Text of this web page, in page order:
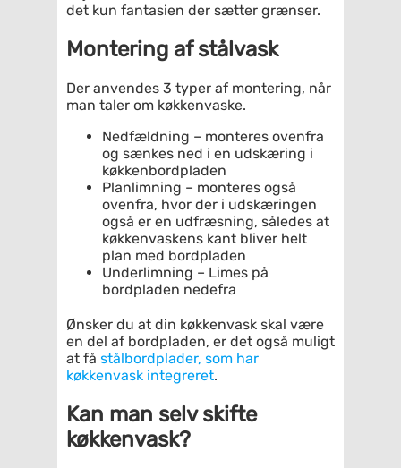
det kun fantasien der sætter grænser.
Montering af stålvask
Der anvendes 3 typer af montering, når
man taler om køkkenvaske.
Nedfældning – monteres ovenfra
og sænkes ned i en udskæring i
køkkenbordpladen
Planlimning – monteres også
ovenfra, hvor der i udskæringen
også er en udfræsning, således at
køkkenvaskens kant bliver helt
plan med bordpladen
Underlimning – Limes på
bordpladen nedefra
Ønsker du at din køkkenvask skal være
en del af bordpladen, er det også muligt
at få stålbordplader, som har
køkkenvask integreret.
Kan man selv skifte
køkkenvask?